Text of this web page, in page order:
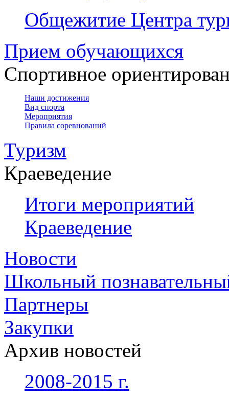
Общежитие Центра
Прием обучающихся
Спортивное
Наши достижения
Вид спорта
Мероприятия
Правила соревнований
Туризм
Краеведение
Итоги мероприятий
Краеведение
Новости
Школьный
Партнеры
Закупки
Архив новостей
2008-2015 г.